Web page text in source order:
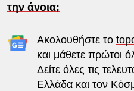
την άνοια;
Ακολουθήστε το
και μάθετε πρώτοι
Δείτε όλες τις
Ελλάδα και τον